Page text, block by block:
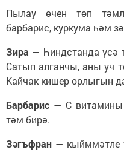
Пылау өчен төп
барбарис, куркума һәм
Зира — Һиндстанда үсә
Сатып алганчы, аны уч
Кайчак кишер орлыгын
Барбарис — С витамины
тәм бирә.
Зәгъфран — кыйммәтле